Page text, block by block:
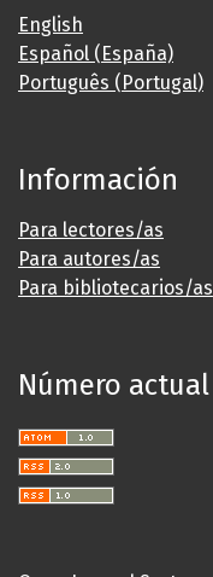
English
Español (España)
Português (Portugal)
Información
Para lectores/as
Para autores/as
Para bibliotecarios/as
Número actual